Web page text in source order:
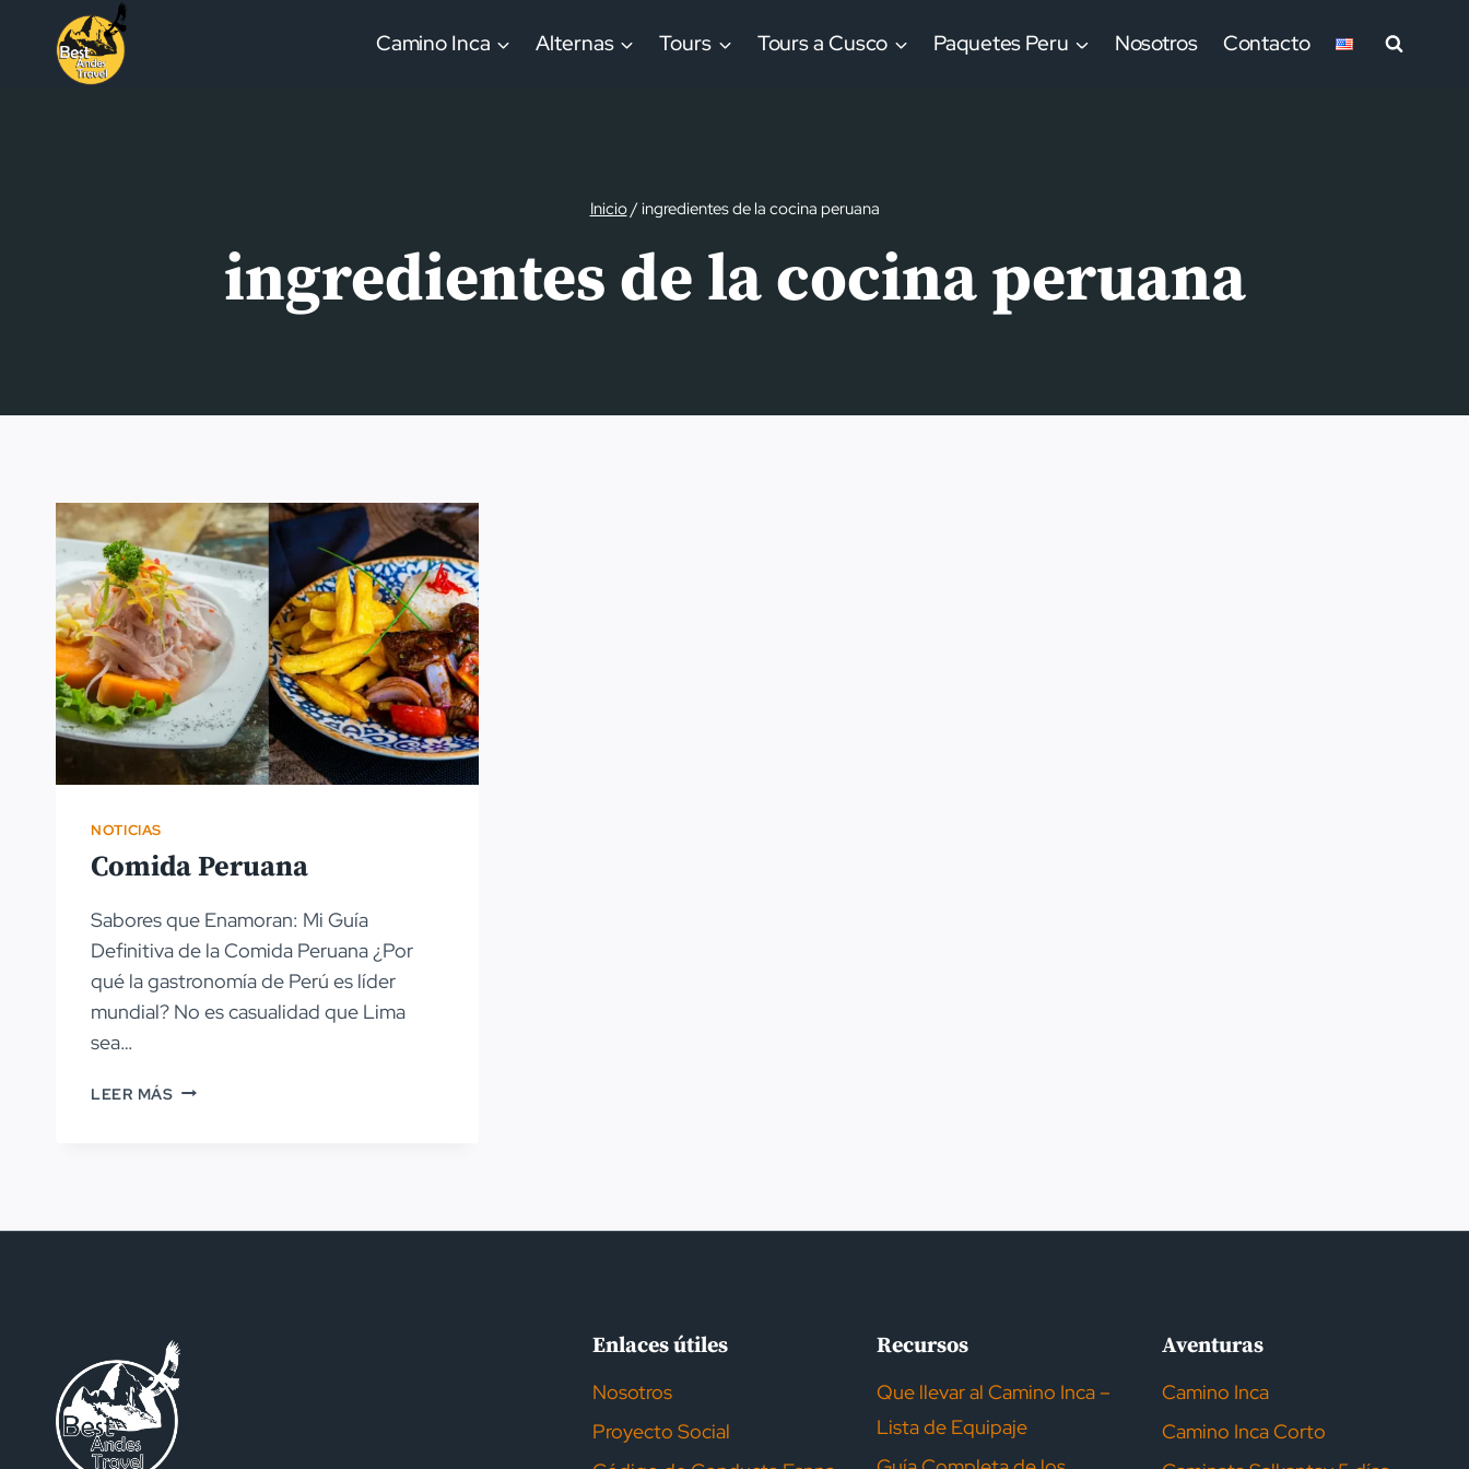
contenido
Camino Inca Alternas Tours Tours a Cusco Paquetes Peru Nosotros Contacto
Inicio/ingredientes de la cocina peruana
ingredientes de la cocina peruana
NOTICIAS
Comida Peruana
Sabores que Enamoran: Mi Guía
Definitiva de la Comida Peruana ¿Por
qué la gastronomía de Perú es líder
mundial? No es casualidad que Lima
sea…
LEER MÁS COMIDA
Enlaces útiles
Nosotros
Proyecto Social
Recursos
Que llevar al Camino Inca –
Lista de Equipaje
Aventuras
Camino Inca
Camino Inca Corto